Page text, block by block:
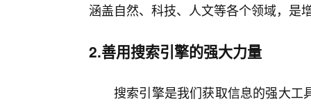
涵盖自然、科技、人文等各个领域，是
2.善用搜索引擎的强大力量
搜索引擎是我们获取信息的强大工